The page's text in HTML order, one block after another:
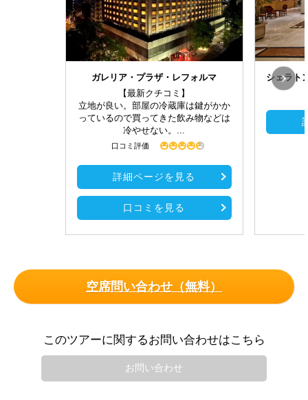
ガレリア・プラザ・レフォルマ
【最新クチコミ】
立地が良い。部屋の冷蔵庫は鍵がかか
っているので買ってきた飲み物などは
冷やせない。...
口コミ評価
詳細ページを見る
口コミを見る
シェラト
空席問い合わせ（無料）
このツアーに関するお問い合わせはこちら
お問い合わせ